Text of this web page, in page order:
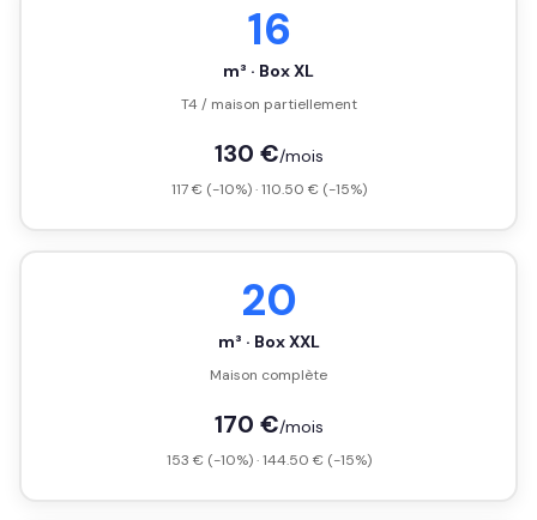
16
m³ · Box XL
T4 / maison partiellement
130 €/mois
117 € (-10%) · 110.50 € (-15%)
20
m³ · Box XXL
Maison complète
170 €/mois
153 € (-10%) · 144.50 € (-15%)